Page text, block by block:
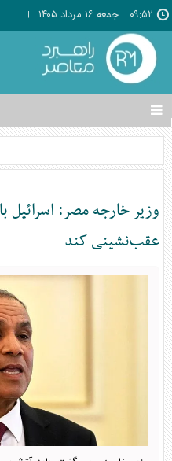
۰۹:۵۲ جمعه ۱۶ مرداد ۱۴۰۵
تغییر
وضعیت
منوی
ها
وزیر خارجه مصر: اسرائیل
عقب‌نشینی کند